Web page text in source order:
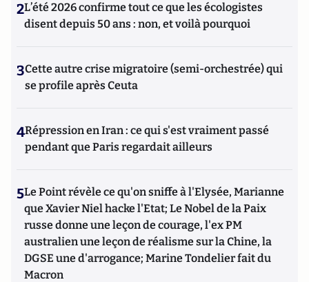
2L’été 2026 confirme tout ce que les écologistes
disent depuis 50 ans : non, et voilà pourquoi
3Cette autre crise migratoire (semi-orchestrée) qui
se profile après Ceuta
4Répression en Iran : ce qui s'est vraiment passé
pendant que Paris regardait ailleurs
5Le Point révèle ce qu'on sniffe à l'Elysée, Marianne
que Xavier Niel hacke l'Etat; Le Nobel de la Paix
russe donne une leçon de courage, l'ex PM
australien une leçon de réalisme sur la Chine, la
DGSE une d'arrogance; Marine Tondelier fait du
Macron